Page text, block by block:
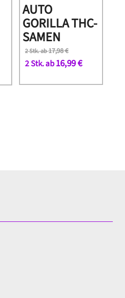
AUTO
GORILLA THC-
SAMEN
2 Stk. ab17,98€
2 Stk. ab16,99€